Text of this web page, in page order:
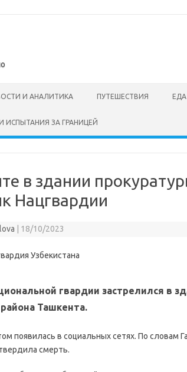
И АНАЛИТИКА ПУТЕШЕСТВИЯ ЕДА
ИСПЫТАНИЯ ЗА ГРАНИЦЕЙ
в здании
Нацгвардии
18/10/2023
гвардии застрелился в
Ташкента.
появилась в социальных сетях. По словам
смерть.